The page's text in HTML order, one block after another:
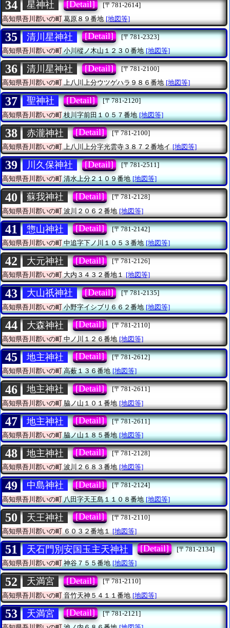
34 星神社 [Detail]
[〒781-2614]
高知県吾川郡いの町 葛原８９番地 [地図等]
35 清川星神社 [Detail]
[〒781-2323]
高知県吾川郡いの町小川樅ノ木山１２３０番地 [地図等]
36 清川星神社 [Detail]
[〒781-2100]
高知県吾川郡いの町上八川上分ウツゲハラ９８６番地 [地図等]
37 聖神社 [Detail]
[〒781-2120]
高知県吾川郡いの町枝川字前田１０５７番地 [地図等]
38 赤瀧神社 [Detail]
[〒781-2100]
高知県吾川郡いの町上八川上分字光雲寺３８７２番地イ [地図等]
39 川久保神社 [Detail]
[〒781-2511]
高知県吾川郡いの町清水上分２１０９番地 [地図等]
40 蘇我神社 [Detail]
[〒781-2128]
高知県吾川郡いの町 波川２０６２番地 [地図等]
41 惣山神社 [Detail]
[〒781-2142]
高知県吾川郡いの町中追字下ノ川１０５３番地 [地図等]
42 大元神社 [Detail]
[〒781-2126]
高知県吾川郡いの町大内３４３２番地１ [地図等]
43 大山祇神社 [Detail]
[〒781-2135]
高知県吾川郡いの町小野字イシブリ６６２番地 [地図等]
44 大森神社 [Detail]
[〒781-2110]
高知県吾川郡いの町中ノ川１２６番地 [地図等]
45 地主神社 [Detail]
[〒781-2612]
高知県吾川郡いの町高薮１３６番地 [地図等]
46 地主神社 [Detail]
[〒781-2611]
高知県吾川郡いの町 脇ノ山１０１番地 [地図等]
47 地主神社 [Detail]
[〒781-2611]
高知県吾川郡いの町脇ノ山１８５番地 [地図等]
48 地主神社 [Detail]
[〒781-2128]
高知県吾川郡いの町波川２６８３番地 [地図等]
49 中島神社 [Detail]
[〒781-2124]
高知県吾川郡いの町八田字天王島１１０８番地 [地図等]
50 天王神社 [Detail]
[〒781-2110]
高知県吾川郡いの町６０３２番地１ [地図等]
51 天石門別安国玉主天神社 [Detail]
[〒781-2134]
高知県吾川郡いの町神谷７５５番地 [地図等]
52 天満宮 [Detail]
[〒781-2110]
高知県吾川郡いの町 音竹天神５４１１番地 [地図等]
53 天満宮 [Detail]
[〒781-2121]